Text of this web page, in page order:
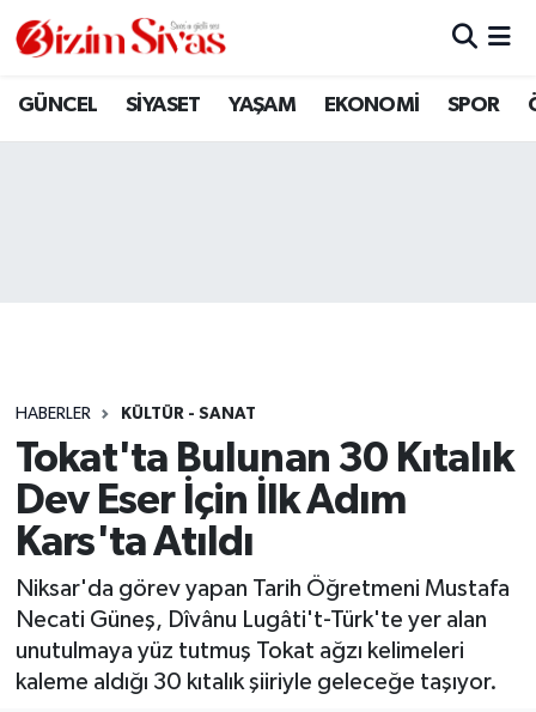
GÜNCEL SİYASET YAŞAM EKONOMİ SPOR
HABERLER KÜLTÜR - SANAT
Tokat'ta Bulunan 30 Kıtalık
Dev Eser İçin İlk Adım
Kars'ta Atıldı
Niksar'da görev yapan Tarih Öğretmeni Mustafa
Necati Güneş, Dîvânu Lugâti't-Türk'te yer alan
unutulmaya yüz tutmuş Tokat ağzı kelimeleri
kaleme aldığı 30 kıtalık şiiriyle geleceğe taşıyor.
ARAMIZDAN AYRILANLAR
GÜNCEL
KÜLTÜR
MAGAZİN
ÖZEL HABER
RESMİ İLANLAR
Sivas Nöbetçi Eczaneler
Son Dakika Haberleri
Haber Arşivi